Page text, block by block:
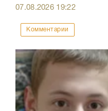
07.08.2026 19:22
Комментарии